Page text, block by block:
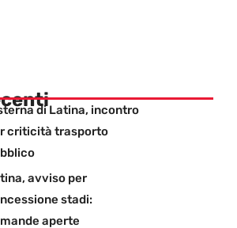
di Latina, incontro
criticità trasporto
avviso per
stadi:
aperte